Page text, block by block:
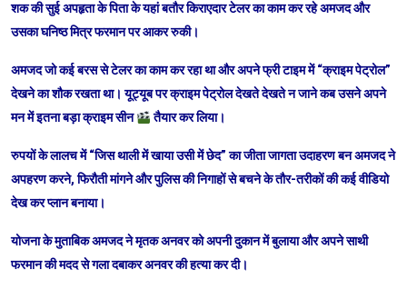
शक की सुई अपहृता के पिता के यहां बतौर किराएदार टेलर का काम कर रहे अमजद और
उसका घनिष्ठ मित्र फरमान पर आकर रुकी।
अमजद जो कई बरस से टेलर का काम कर रहा था और अपने फ्री टाइम में “क्राइम पेट्रोल”
देखने का शौक रखता था। यूट्यूब पर क्राइम पेट्रोल देखते देखते न जाने कब उसने अपने
मन में इतना बड़ा क्राइम सीन
तैयार कर लिया।
रुपयों के लालच में “जिस थाली में खाया उसी में छेद” का जीता जागता उदाहरण बन अमजद ने
अपहरण करने, फिरौती मांगने और पुलिस की निगाहों से बचने के तौर-तरीकों की कई वीडियो
देख कर प्लान बनाया।
योजना के मुताबिक अमजद ने मृतक अनवर को अपनी दुकान में बुलाया और अपने साथी
फरमान की मदद से गला दबाकर अनवर की हत्या कर दी।